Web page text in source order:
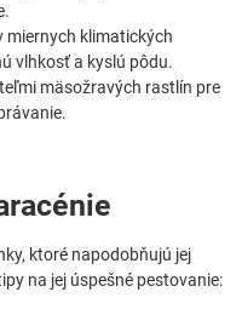
miernych klimatických
vlhkosť a kyslú pôdu.
mäsožravých rastlín pre
ktoré napodobňujú jej
na jej úspešné pestovanie: